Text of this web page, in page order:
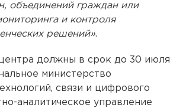
объединений граждан или
и контроля
решений».
должны в срок до 30 июля
министерство
связи и цифрового
аналитическое управление